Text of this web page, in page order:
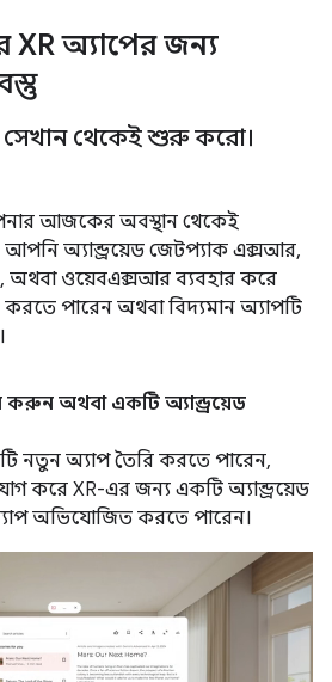
XR অ্যাপের জন্য
থেকেই শুরু করো।
আজকের অবস্থান থেকেই
আপনি অ্যান্ড্রয়েড জেটপ্যাক এক্সআর,
অথবা ওয়েবএক্সআর ব্যবহার করে
পারেন অথবা বিদ্যমান অ্যাপটি
অথবা একটি অ্যান্ড্রয়েড
নতুন অ্যাপ তৈরি করতে পারেন,
করে XR-এর জন্য একটি অ্যান্ড্রয়েড
অভিযোজিত করতে পারেন।